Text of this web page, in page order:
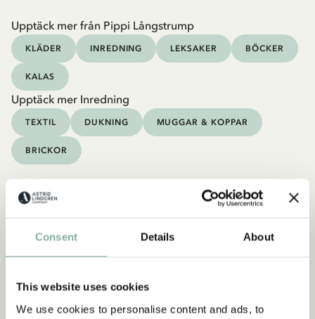
Consent Details About
This website uses cookies
We use cookies to personalise content and ads, to
Upptäck mer från Pippi Långstrump
KLÄDER INREDNING LEKSAKER BÖCKER
KALAS
Upptäck mer Inredning
TEXTIL DUKNING MUGGAR & KOPPAR
BRICKOR